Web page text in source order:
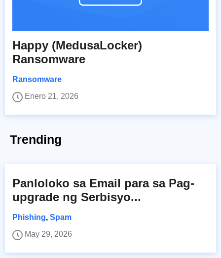
Happy (MedusaLocker)
Ransomware
Ransomware
Enero 21, 2026
Trending
Panloloko sa Email para sa Pag-
upgrade ng Serbisyo...
Phishing, Spam
May 29, 2026